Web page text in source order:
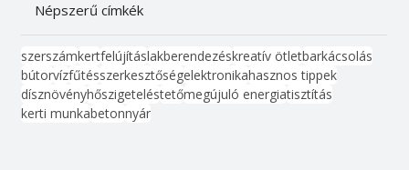
Népszerű címkék
szerszámkertfelújításlakberendezéskreatív ötletbarkácsolás
bútorvízfűtésszerkesztőségelektronikahasznos tippek
dísznövényhőszigeteléstetőmegújuló energiatisztítás
kerti munkabetonnyár